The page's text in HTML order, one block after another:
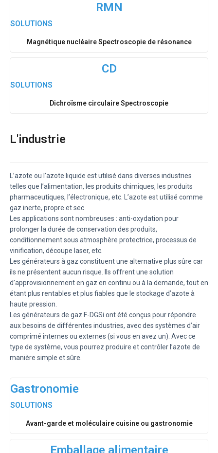
RMN
SOLUTIONS
Magnétique nucléaire Spectroscopie de résonance
CD
SOLUTIONS
Dichroïsme circulaire Spectroscopie
L'industrie
L’azote ou l’azote liquide est utilisé dans diverses industries
telles que l’alimentation, les produits chimiques, les produits
pharmaceutiques, l’électronique, etc. L’azote est utilisé comme
gaz inerte, propre et sec.
Les applications sont nombreuses : anti-oxydation pour
prolonger la durée de conservation des produits,
conditionnement sous atmosphère protectrice, processus de
vinification, découpe laser, etc.
Les générateurs à gaz constituent une alternative plus sûre car
ils ne présentent aucun risque. Ils offrent une solution
d’approvisionnement en gaz en continu ou à la demande, tout en
étant plus rentables et plus fiables que le stockage d’azote à
haute pression.
Les générateurs de gaz F-DGSi ont été conçus pour répondre
aux besoins de différentes industries, avec des systèmes d’air
comprimé internes ou externes (si vous en avez un). Avec ce
type de système, vous pourrez produire et contrôler l’azote de
manière simple et sûre.
Gastronomie
SOLUTIONS
Avant-garde et moléculaire cuisine ou gastronomie
Emballage alimentaire